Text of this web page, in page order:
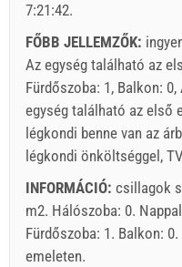
Ajánlatok:
Holiday-Link fizet:
Feltétlenül szükséges:
10 EUR (once - által
30.06. / 01.09. - 31.12.): 5
7:21:42.
FŐBB JELLEMZŐK:
Az egység található az
Fürdőszoba: 1, Balkon:
egység található az első
légkondi benne van az
légkondi önköltséggel,
INFORMÁCIÓ: csillagok
m2. Hálószoba: 0.
Fürdőszoba: 1. Balkon:
emeleten.